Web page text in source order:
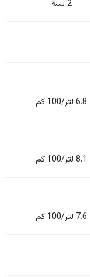
2 سنة
6.8 لتر/100 كم
8.1 لتر/100 كم
7.6 لتر/100 كم